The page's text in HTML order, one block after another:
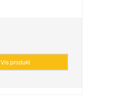
Vis produkt